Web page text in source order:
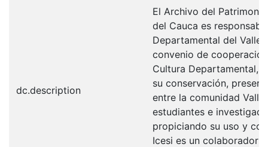
dc.description
El Archivo del
del Cauca es
Departamental del Valle
convenio de
Cultura Departamental,
su conservación,
entre la comunidad
estudiantes e
propiciando su uso y
Icesi es un colaborador